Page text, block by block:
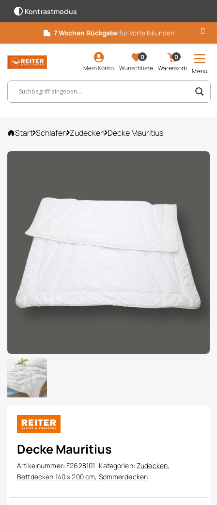
Kontrastmodus
7 Wochen Rückgabefür Vorteilskunden
Mein Konto
0
Wunschliste
0
Warenkorb
Menü
Suchbegriff, Artikelnummer ...
Start Schlafen Zudecken Decke Mauritius
Decke Mauritius
Artikelnummer: F2628101 Kategorien:Zudecken,
Bettdecken 140 x 200 cm, Sommerdecken